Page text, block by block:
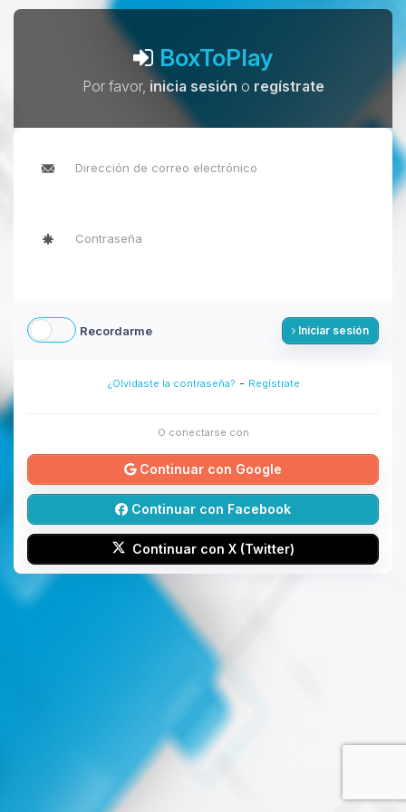
BoxToPlay
Por favor, inicia sesión o regístrate
Recordarme Iniciar sesión
¿Olvidaste la contraseña? - Regístrate
O conectarse con
Continuar con Google
Continuar con Facebook
Continuar con X (Twitter)